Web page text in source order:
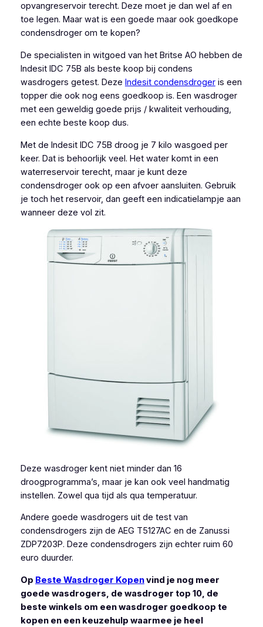
opvangreservoir terecht. Deze moet je dan wel af en
toe legen. Maar wat is een goede maar ook goedkope
condensdroger om te kopen?
De specialisten in witgoed van het Britse AO hebben de
Indesit IDC 75B als beste koop bij condens
wasdrogers getest. Deze Indesit condensdrogeris een
topper die ook nog eens goedkoop is. Een wasdroger
met een geweldig goede prijs / kwaliteit verhouding,
een echte beste koop dus.
Met de Indesit IDC 75B droog je 7 kilo wasgoed per
keer. Dat is behoorlijk veel. Het water komt in een
waterreservoir terecht, maar je kunt deze
condensdroger ook op een afvoer aansluiten. Gebruik
je toch het reservoir, dan geeft een indicatielampje aan
wanneer deze vol zit.
Deze wasdroger kent niet minder dan 16
droogprogramma’s, maar je kan ook veel handmatig
instellen. Zowel qua tijd als qua temperatuur.
Andere goede wasdrogers uit de test van
condensdrogers zijn de AEG T5127AC en de Zanussi
ZDP7203P. Deze condensdrogers zijn echter ruim 60
euro duurder.
Op Beste Wasdroger Kopenvind je nog meer
goede wasdrogers, de wasdroger top 10, de
beste winkels om een wasdroger goedkoop te
kopen en een keuzehulp waarmee je heel